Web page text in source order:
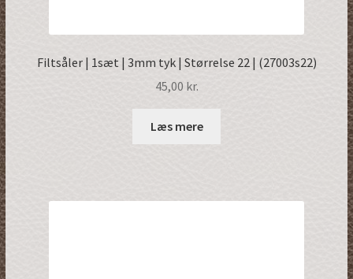
Filtsåler | 1sæt | 3mm tyk | Størrelse 22 | (27003s22)
45,00 kr.
Læs mere